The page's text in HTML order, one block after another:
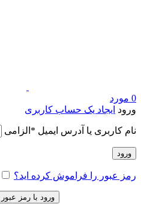
0 مورد
ورود ایجاد یک حساب کاربری
نام کاربری یا آدرس ایمیل * الزامی
ورود
رمز عبور را فراموش کرده اید؟
ورود با رمز